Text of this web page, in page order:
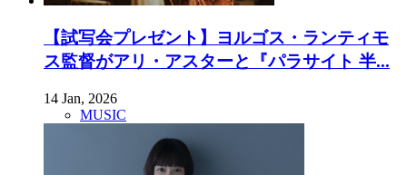
【試写会プレゼント】ヨルゴス・ランティモ
ス監督がアリ・アスターと『パラサイト 半...
14 Jan, 2026
MUSIC